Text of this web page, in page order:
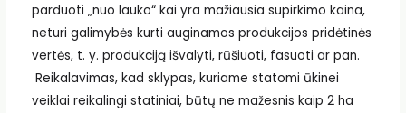
parduoti „nuo lauko“ kai yra mažiausia supirkimo kaina,
neturi galimybės kurti auginamos produkcijos pridėtinės
vertės, t. y. produkciją išvalyti, rūšiuoti, fasuoti ar pan.
Reikalavimas, kad sklypas, kuriame statomi ūkinei
veiklai reikalingi statiniai, būtų ne mažesnis kaip 2 ha